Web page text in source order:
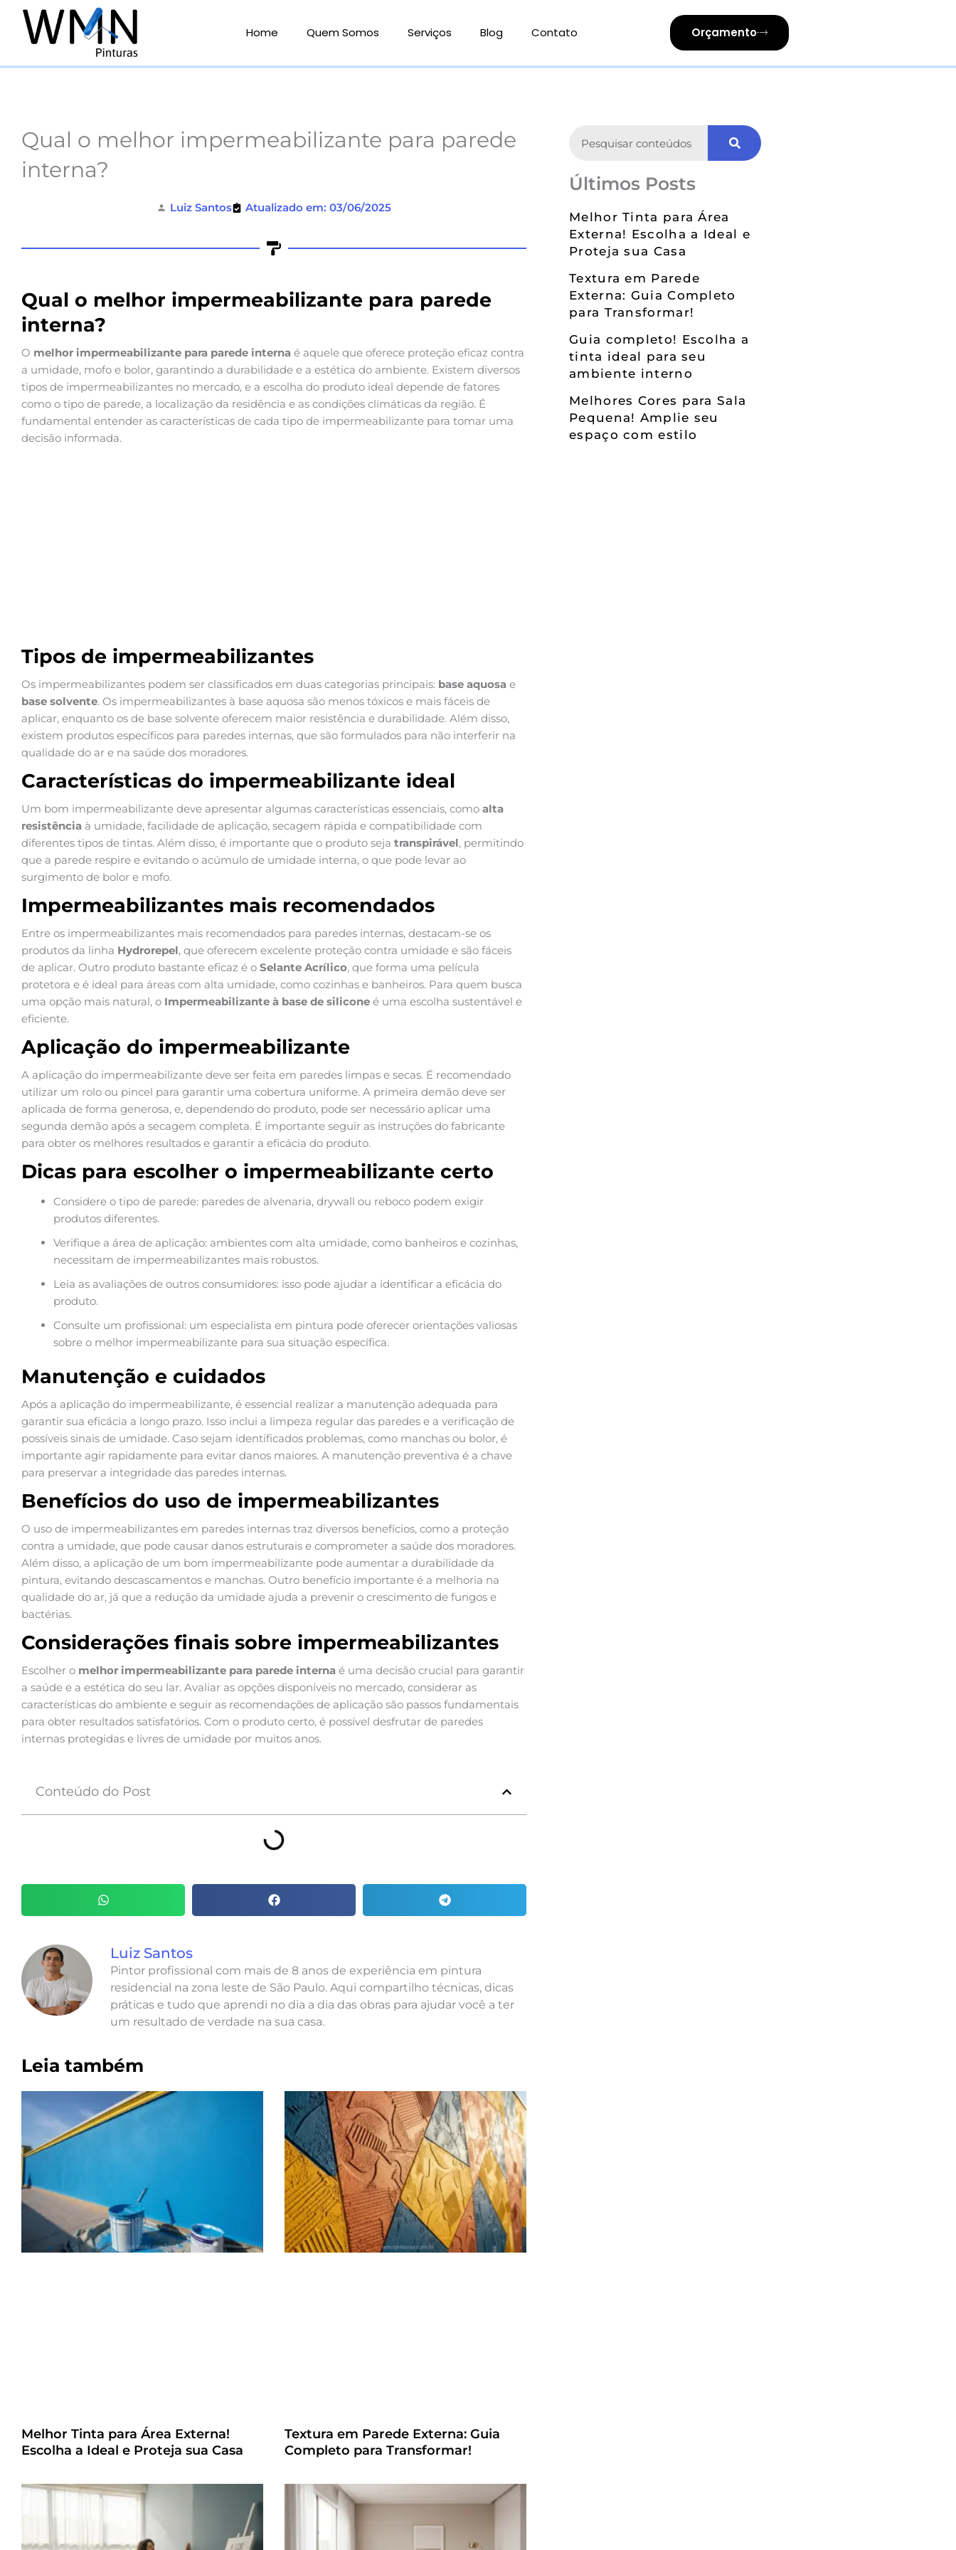
Home Quem Somos Serviços Blog Contato Orçamento
Qual o melhor impermeabilizante para parede
interna?
Luiz Santos Atualizado em: 03/06/2025
Qual o melhor impermeabilizante para parede
interna?
O melhor impermeabilizante para parede interna é aquele que oferece proteção eficaz contra
a umidade, mofo e bolor, garantindo a durabilidade e a estética do ambiente. Existem diversos
tipos de impermeabilizantes no mercado, e a escolha do produto ideal depende de fatores
como o tipo de parede, a localização da residência e as condições climáticas da região. É
fundamental entender as características de cada tipo de impermeabilizante para tomar uma
decisão informada.
Tipos de impermeabilizantes
Os impermeabilizantes podem ser classificados em duas categorias principais: base aquosa e
base solvente. Os impermeabilizantes à base aquosa são menos tóxicos e mais fáceis de
aplicar, enquanto os de base solvente oferecem maior resistência e durabilidade. Além disso,
existem produtos específicos para paredes internas, que são formulados para não interferir na
qualidade do ar e na saúde dos moradores.
Características do impermeabilizante ideal
Um bom impermeabilizante deve apresentar algumas características essenciais, como alta
resistência à umidade, facilidade de aplicação, secagem rápida e compatibilidade com
diferentes tipos de tintas. Além disso, é importante que o produto seja transpirável, permitindo
que a parede respire e evitando o acúmulo de umidade interna, o que pode levar ao
surgimento de bolor e mofo.
Impermeabilizantes mais recomendados
Entre os impermeabilizantes mais recomendados para paredes internas, destacam-se os
produtos da linha Hydrorepel, que oferecem excelente proteção contra umidade e são fáceis
de aplicar. Outro produto bastante eficaz é o Selante Acrílico, que forma uma película
protetora e é ideal para áreas com alta umidade, como cozinhas e banheiros. Para quem busca
uma opção mais natural, o Impermeabilizante à base de silicone é uma escolha sustentável e
eficiente.
Aplicação do impermeabilizante
A aplicação do impermeabilizante deve ser feita em paredes limpas e secas. É recomendado
utilizar um rolo ou pincel para garantir uma cobertura uniforme. A primeira demão deve ser
aplicada de forma generosa, e, dependendo do produto, pode ser necessário aplicar uma
segunda demão após a secagem completa. É importante seguir as instruções do fabricante
para obter os melhores resultados e garantir a eficácia do produto.
Dicas para escolher o impermeabilizante certo
Considere o tipo de parede: paredes de alvenaria, drywall ou reboco podem exigir
produtos diferentes.
Verifique a área de aplicação: ambientes com alta umidade, como banheiros e cozinhas,
necessitam de impermeabilizantes mais robustos.
Leia as avaliações de outros consumidores: isso pode ajudar a identificar a eficácia do
produto.
Consulte um profissional: um especialista em pintura pode oferecer orientações valiosas
sobre o melhor impermeabilizante para sua situação específica.
Manutenção e cuidados
Após a aplicação do impermeabilizante, é essencial realizar a manutenção adequada para
garantir sua eficácia a longo prazo. Isso inclui a limpeza regular das paredes e a verificação de
possíveis sinais de umidade. Caso sejam identificados problemas, como manchas ou bolor, é
importante agir rapidamente para evitar danos maiores. A manutenção preventiva é a chave
para preservar a integridade das paredes internas.
Benefícios do uso de impermeabilizantes
O uso de impermeabilizantes em paredes internas traz diversos benefícios, como a proteção
contra a umidade, que pode causar danos estruturais e comprometer a saúde dos moradores.
Além disso, a aplicação de um bom impermeabilizante pode aumentar a durabilidade da
pintura, evitando descascamentos e manchas. Outro benefício importante é a melhoria na
qualidade do ar, já que a redução da umidade ajuda a prevenir o crescimento de fungos e
bactérias.
Considerações finais sobre impermeabilizantes
Escolher o melhor impermeabilizante para parede interna é uma decisão crucial para garantir
a saúde e a estética do seu lar. Avaliar as opções disponíveis no mercado, considerar as
características do ambiente e seguir as recomendações de aplicação são passos fundamentais
para obter resultados satisfatórios. Com o produto certo, é possível desfrutar de paredes
internas protegidas e livres de umidade por muitos anos.
Conteúdo do Post
Luiz Santos
Pintor profissional com mais de 8 anos de experiência em pintura
residencial na zona leste de São Paulo. Aqui compartilho técnicas, dicas
práticas e tudo que aprendi no dia a dia das obras para ajudar você a ter
um resultado de verdade na sua casa.
Leia também
Melhor Tinta para Área Externa!
Escolha a Ideal e Proteja sua Casa
Textura em Parede Externa: Guia
Completo para Transformar!
Últimos Posts
Melhor Tinta para Área
Externa! Escolha a Ideal e
Proteja sua Casa
Textura em Parede
Externa: Guia Completo
para Transformar!
Guia completo! Escolha a
tinta ideal para seu
ambiente interno
Melhores Cores para Sala
Pequena! Amplie seu
espaço com estilo